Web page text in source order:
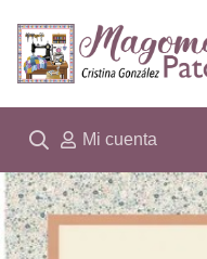
Mi cuenta